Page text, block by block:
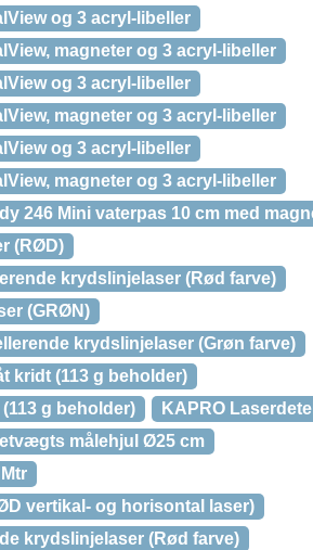
og 3 acryl-libeller
magneter og 3 acryl-libeller
og 3 acryl-libeller
magneter og 3 acryl-libeller
og 3 acryl-libeller
magneter og 3 acryl-libeller
246 Mini vaterpas 10 cm med
(RØD)
krydslinjelaser (Rød farve)
(GRØN)
krydslinjelaser (Grøn farve)
kridt (113 g beholder)
g beholder)
KAPRO
målehjul Ø25 cm
vertikal- og horisontal laser)
krydslinjelaser (Rød farve)